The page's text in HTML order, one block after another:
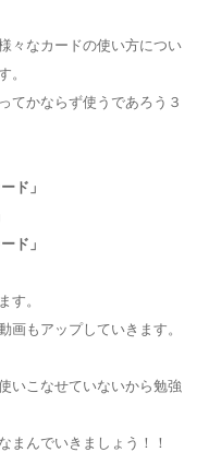
々なカードの使い方につい
。
てかならず使うであろう３
ド」
ド」
す。
画もアップしていきます。
いこなせていないから勉強
まんでいきましょう！！